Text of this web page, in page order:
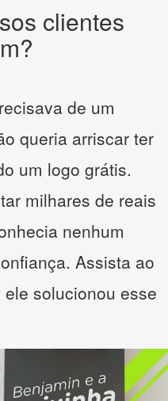
clientes
de um
queria arriscar ter
um logo grátis.
milhares de reais
nenhum
Assista ao
solucionou esse